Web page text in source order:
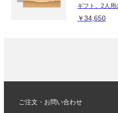
ギフト。2人用
￥34,650
ご注文・お問い合わせ